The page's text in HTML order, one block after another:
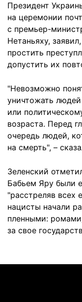
Президент
на церемонии
с премьер-
Нетаньяху,
простить
допустить их
"Невозможно
уничтожать
или
возраста. Перед
очередь людей,
на смерть", –
Зеленский
Бабьем Яру были
"расстреляв всех
нацисты начали
пленными:
за свое